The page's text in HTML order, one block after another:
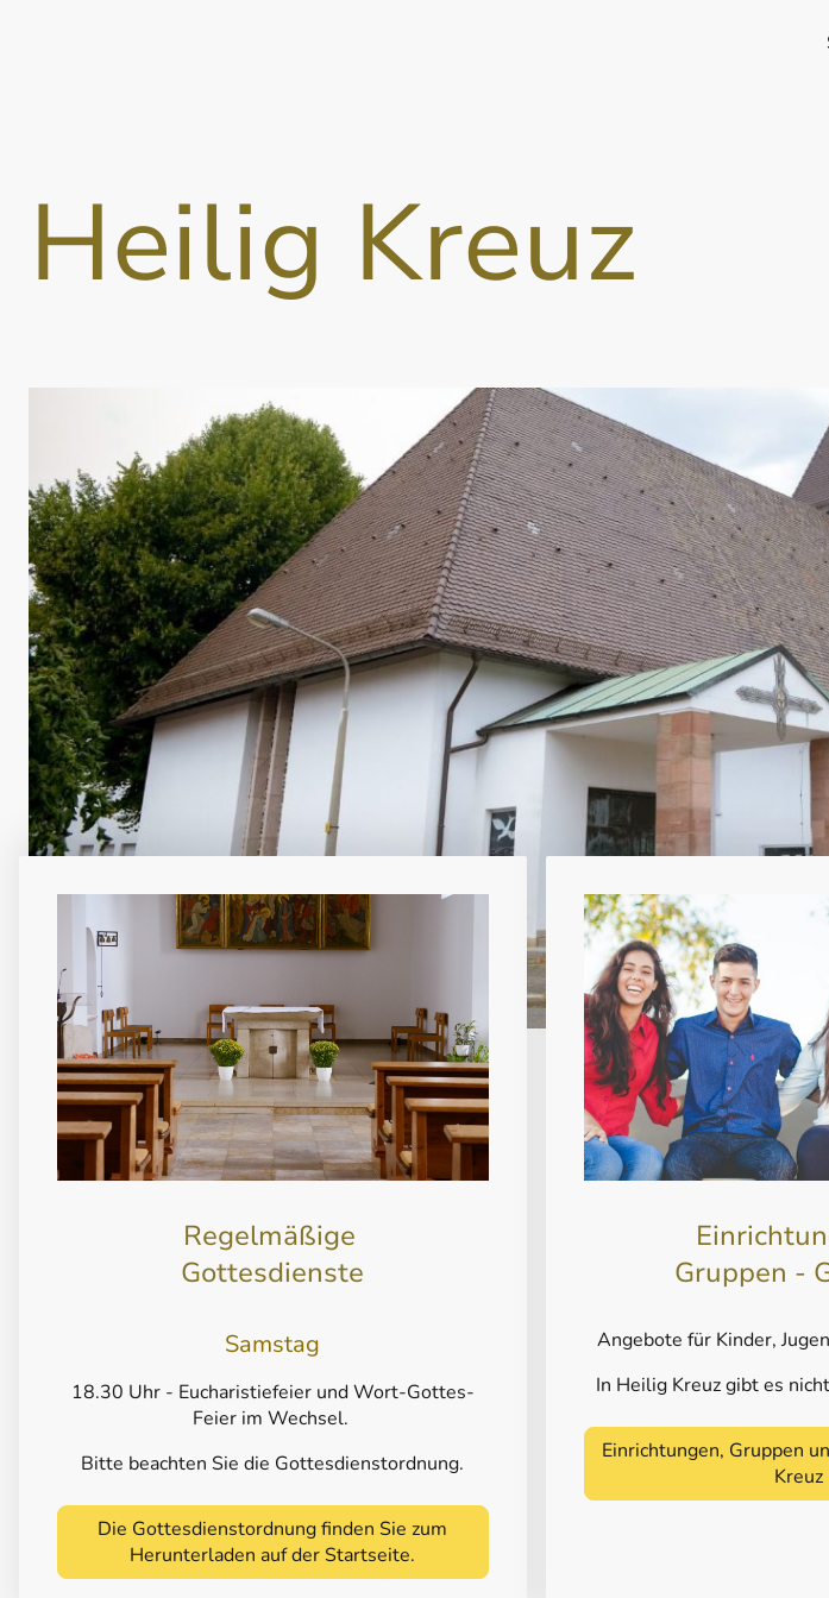
Heilig Kreuz
Regelmäßige
Gottesdienste
Samstag
18.30 Uhr - Eucharistiefeier und Wort-Gottes-
Feier im Wechsel.
Bitte beachten Sie die Gottesdienstordnung.
Die Gottesdienstordnung finden Sie zum
Herunterladen auf der Startseite.
Gruppen -
Angebote für Kinder,
In Heilig Kreuz gibt es
Einrichtungen, Gruppen
Kreuz